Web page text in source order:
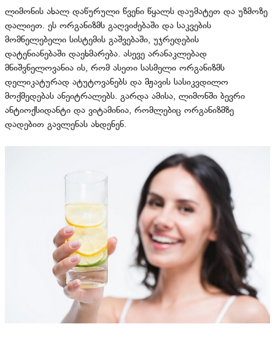
ლიმონის ახალ დაწურული წვენი წყალს დაუმატეთ და უზმოზე
დალიეთ. ეს ორგანიზმს გაღვიძებაში და საკვების
მომნელებელი სისტემის გაშვებაში, უჯრედების
დატენიანებაში დაეხმარება. ასევე არანაკლებად
მნიშვნელოვანია ის, რომ ასეთი სასმელი ორგანიზმს
დელიკატურად ატუტოვანებს და მჟავის სასიკვდილო
მოქმედებას ანეიტრალებს. გარდა ამისა, ლიმონში ბევრი
ანტიოქსიდანტი და ვიტამინია, რომლებიც ორგანიზმზე
დადებით გავლენას ახდენენ.